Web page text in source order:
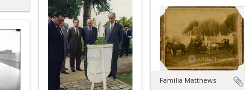
Familia Matthews